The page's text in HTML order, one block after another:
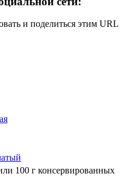
и поделиться этим URL
100 г консервированных